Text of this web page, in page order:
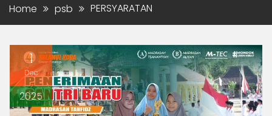
Home psb PERSYARATAN
1
Dec
2025